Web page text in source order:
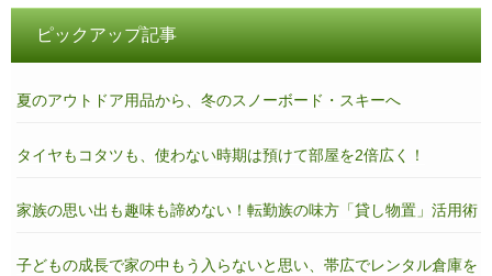
ピックアップ記事
夏のアウトドア用品から、冬のスノーボード・スキーへ
タイヤもコタツも、使わない時期は預けて部屋を2倍広く！
家族の思い出も趣味も諦めない！転勤族の味方「貸し物置」活用術
子どもの成長で家の中もう入らないと思い、帯広でレンタル倉庫を